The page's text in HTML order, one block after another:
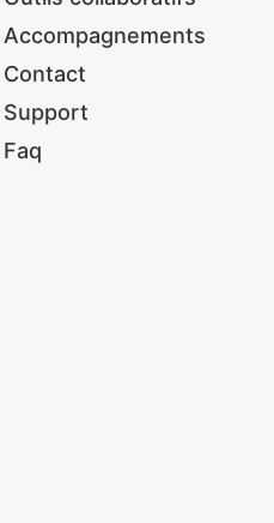
Accompagnements
Contact
Support
Faq